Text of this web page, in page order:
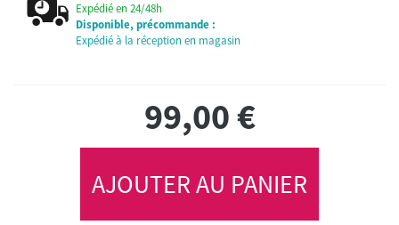
Expédié en 24/48h
Disponible, précommande :
Expédié à la réception en magasin
99,00€
AJOUTER AU PANIER